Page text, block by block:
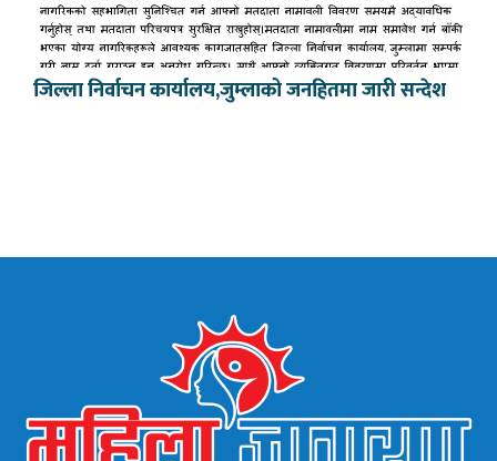
जिल्ला निर्वाचन कार्यालय,जुम्लाको जनहितमा जारी सन्देश